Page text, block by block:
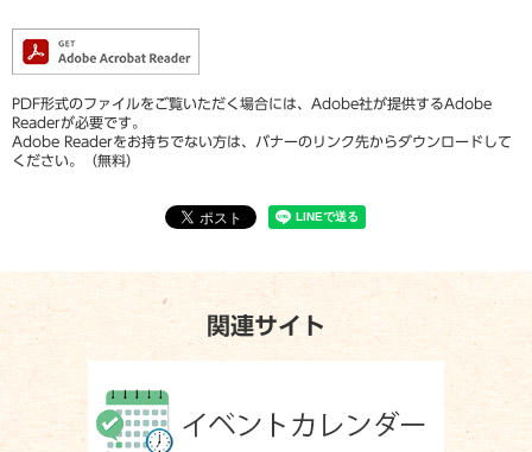
PDF形式のファイルをご覧いただく場合には、Adobe社が提供するAdobe
Readerが必要です。
Adobe Readerをお持ちでない方は、バナーのリンク先からダウンロードして
ください。（無料）
関連サイト